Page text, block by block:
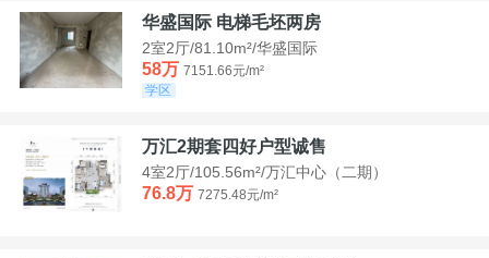
华盛国际 电梯毛坯两房
2室2厅/81.10m²/华盛国际
58万 7151.66元/m²
学区
万汇2期套四好户型诚售
4室2厅/105.56m²/万汇中心（二期）
76.8万 7275.48元/m²